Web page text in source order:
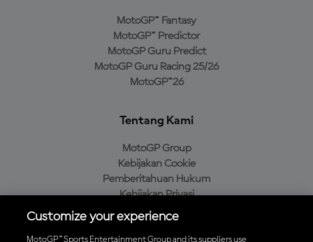
MotoGP™ Fantasy
MotoGP™ Predictor
MotoGP Guru Predict
MotoGP Guru Racing 25/26
MotoGP™26
Tentang Kami
MotoGP Group
Kebijakan Cookie
Pemberitahuan Hukum
Kebijakan Privasi
Kebijakan Pembelian
Customize your experience
MotoGP™ Sports Entertainment Group and its suppliers use